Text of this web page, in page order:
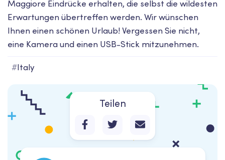
Maggiore Eindrücke erhalten, die selbst die wildesten
Erwartungen übertreffen werden. Wir wünschen
Ihnen einen schönen Urlaub! Vergessen Sie nicht,
eine Kamera und einen USB-Stick mitzunehmen.
#Italy
Teilen